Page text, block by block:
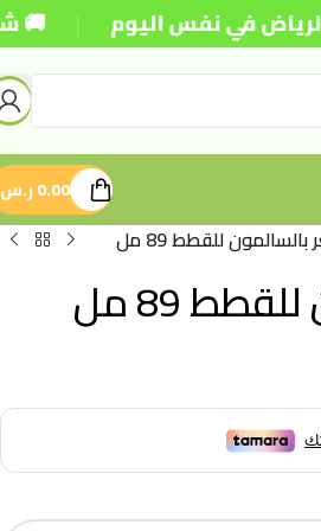
في نفس اليوم | 🚚 شحن
0.00ر.س
للقطط 89 مل
89 مل